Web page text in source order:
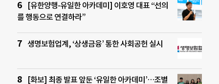
[유한양행-유일한 아카데미] 이호영 대표 “선의
를 행동으로 연결하라”
생명보험업계, ‘상생금융’ 통한 사회공헌 실시
[화보] 최종 발표 앞둔 ‘유일한 아카데미’…조별